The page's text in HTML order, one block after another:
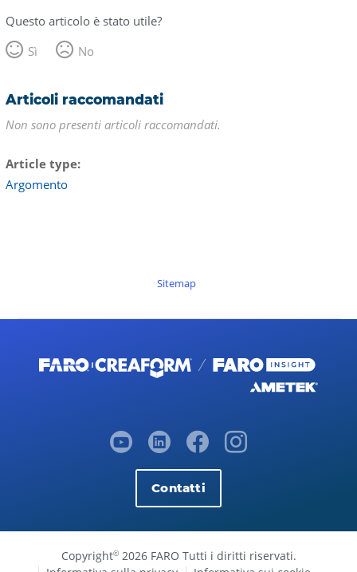
Questo articolo è stato utile?
Sì
No
Articoli raccomandati
Non sono presenti articoli raccomandati.
Article type
Argomento
Sitemap
Contatti
Copyright©2026 FARO Tutti i diritti riservati.